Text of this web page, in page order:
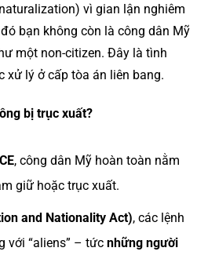
vì gian lận nghiêm
bạn không còn là công dân Mỹ
một non-citizen. Đây là tình
xử lý ở cấp tòa án liên bang.
bị trục xuất?
, công dân Mỹ hoàn toàn nằm
giữ hoặc trục xuất.
and Nationality Act), các lệnh
với “aliens” – tức những người